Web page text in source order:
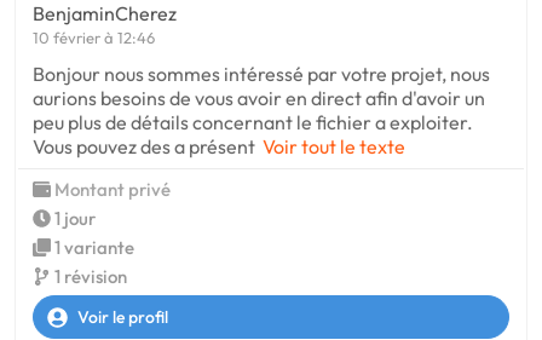
BenjaminCherez
10 février à 12:46
Bonjour nous sommes intéressé par votre projet, nous
aurions besoins de vous avoir en direct afin d'avoir un
peu plus de détails concernant le fichier a exploiter.
Vous pouvez des a présent Voir tout le texte
Montant privé
1 jour
1 variante
1 révision
Voir le profil